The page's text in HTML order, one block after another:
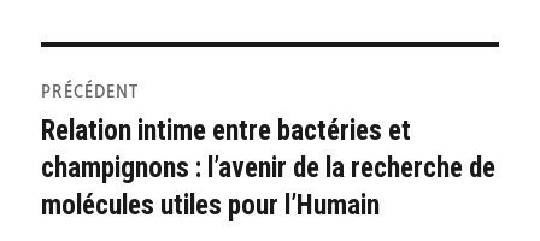
de
l’article
PRÉCÉDENT
Publication
précédente :
Relation intime entre bactéries et
champignons : l’avenir de la recherche de
molécules utiles pour l’Humain